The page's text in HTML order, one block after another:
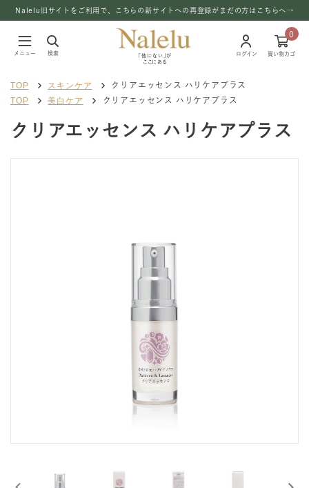
Nalelu旧サイトをご利用で、こちらの新サイトへの再登録がまだの方はこちらへ→
メニュー 検索
「他にない」が
ここにある
ログイン
0
買い物カゴ
TOP スキンケア クリアエッセンス ハリケアプラス
TOP 美白ケア クリアエッセンス ハリケアプラス
クリアエッセンス ハリケアプラス